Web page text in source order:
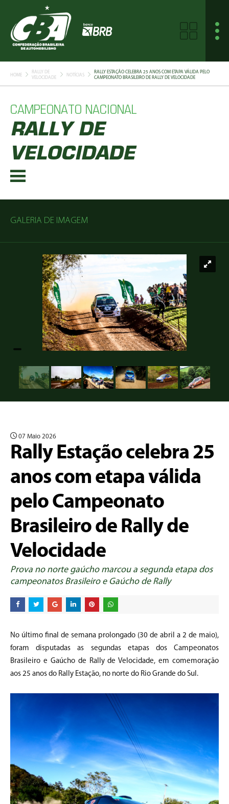
HOME
RALLY DE
VELOCIDADE
NOTÍCIAS
RALLY ESTAÇÃO CELEBRA 25 ANOS COM ETAPA VÁLIDA PELO
CAMPEONATO BRASILEIRO DE RALLY DE VELOCIDADE
CAMPEONATO NACIONAL
RALLY DE
VELOCIDADE
GALERIA DE IMAGEM
07 Maio 2026
Rally Estação celebra 25
anos com etapa válida
pelo Campeonato
Brasileiro de Rally de
Velocidade
Prova no norte gaúcho marcou a segunda etapa dos
campeonatos Brasileiro e Gaúcho de Rally
No último final de semana prolongado (30 de abril a 2 de maio),
foram disputadas as segundas etapas dos Campeonatos
Brasileiro e Gaúcho de Rally de Velocidade, em comemoração
aos 25 anos do Rally Estação, no norte do Rio Grande do Sul.